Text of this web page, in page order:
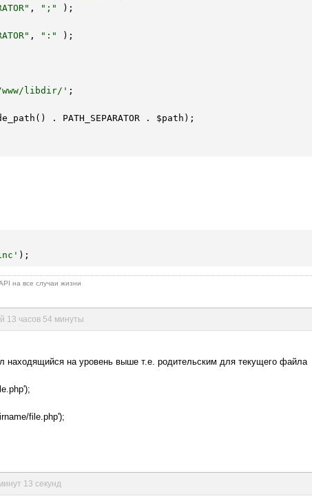
, ";" );
, ":" );
libdir/' ;
. PATH_SEPARATOR . $path );
на все случаи жизни
13 часов 54 минуты
находящийся на уровень выше т.е. родительским для текущего файла
file.php');
13 секунд